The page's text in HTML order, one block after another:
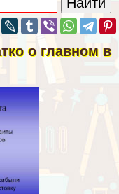
о главном в